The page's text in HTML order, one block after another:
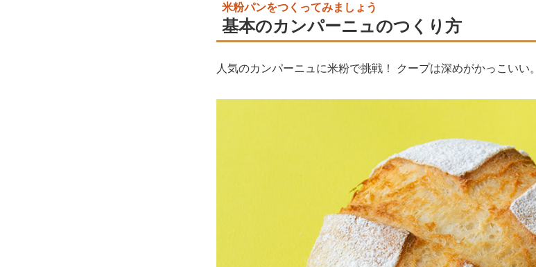
米粉パンをつくってみましょう
基本のカンパーニュのつくり方
人気のカンパーニュに米粉で挑戦！ クープは深めがかっこいい。